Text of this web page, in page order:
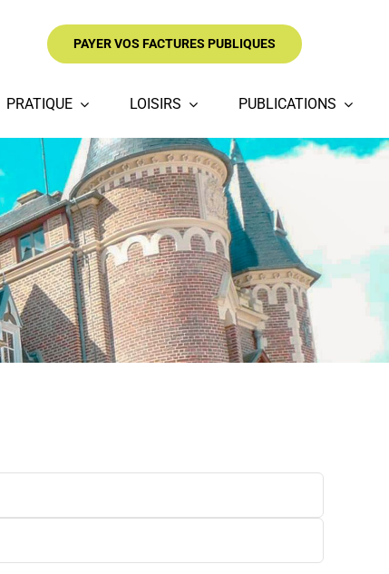
PAYER VOS FACTURES PUBLIQUES
PRATIQUE LOISIRS PUBLICATIONS